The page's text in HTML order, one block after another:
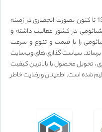
فروشگاه اینترنتی شیائومی ۳۶۰ از سال 1398 تا کنون بصورت انحصاری در زمینه
در کشور فعالیت داشته و
را با قیمت و تنوع و سرعت
برساند. سیاست گذاری های وب‌سایت
مشتری ، تحویل محصول با بالاترین کیفیت
شده است. اطمینان و رضایت خاطر